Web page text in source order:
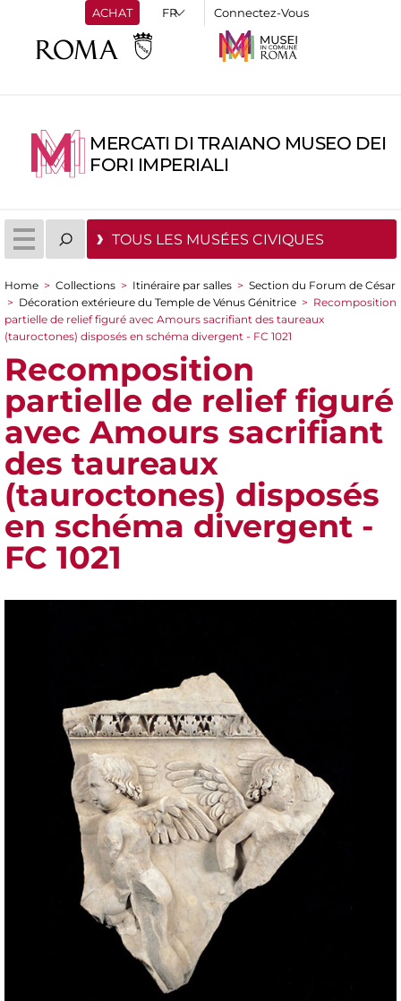
ACHAT Connectez-Vous
MERCATI DI TRAIANO MUSEO DEI
FORI IMPERIALI
TOUS LES MUSÉES CIVIQUES
You are here
Home > Collections > Itinéraire par salles > Section du Forum de César
> Décoration extérieure du Temple de Vénus Génitrice > Recomposition
partielle de relief figuré avec Amours sacrifiant des taureaux
(tauroctones) disposés en schéma divergent - FC 1021
Recomposition
partielle de relief figuré
avec Amours sacrifiant
des taureaux
(tauroctones) disposés
en schéma divergent -
FC 1021